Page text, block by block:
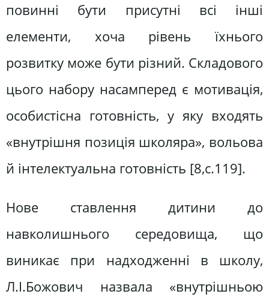
повинні бути присутні всі інші
елементи, хоча рівень їхнього
розвитку може бути різний. Складового
цього набору насамперед є мотивація,
особистісна готовність, у яку входять
«внутрішня позиція школяра», вольова
й інтелектуальна готовність [8,с.119].
Нове ставлення дитини до
навколишнього середовища, що
виникає при надходженні в школу,
Л.І.Божович назвала «внутрішньою